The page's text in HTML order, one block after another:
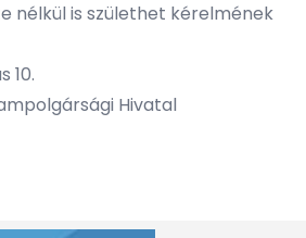
nélkül is születhet kérelmének
10.
Hivatal